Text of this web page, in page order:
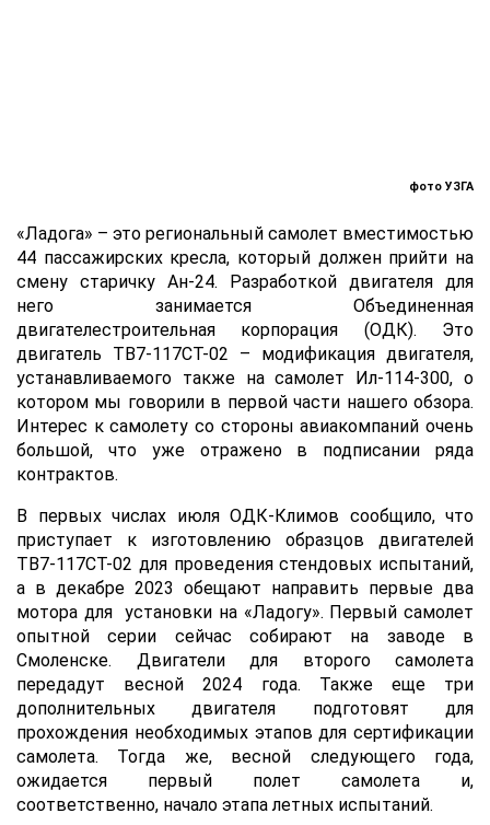
фото УЗГА
«Ладога» – это региональный самолет вместимостью
44 пассажирских кресла, который должен прийти на
смену старичку Ан-24. Разработкой двигателя для
него занимается Объединенная
двигателестроительная корпорация (ОДК). Это
двигатель ТВ7-117СТ-02 – модификация двигателя,
устанавливаемого также на самолет Ил-114-300, о
котором мы говорили в первой части нашего обзора.
Интерес к самолету со стороны авиакомпаний очень
большой, что уже отражено в подписании ряда
контрактов.
В первых числах июля ОДК-Климов сообщило, что
приступает к изготовлению образцов двигателей
ТВ7-117СТ-02 для проведения стендовых испытаний,
а в декабре 2023 обещают направить первые два
мотора для установки на «Ладогу». Первый самолет
опытной серии сейчас собирают на заводе в
Смоленске. Двигатели для второго самолета
передадут весной 2024 года. Также еще три
дополнительных двигателя подготовят для
прохождения необходимых этапов для сертификации
самолета. Тогда же, весной следующего года,
ожидается первый полет самолета и,
соответственно, начало этапа летных испытаний.